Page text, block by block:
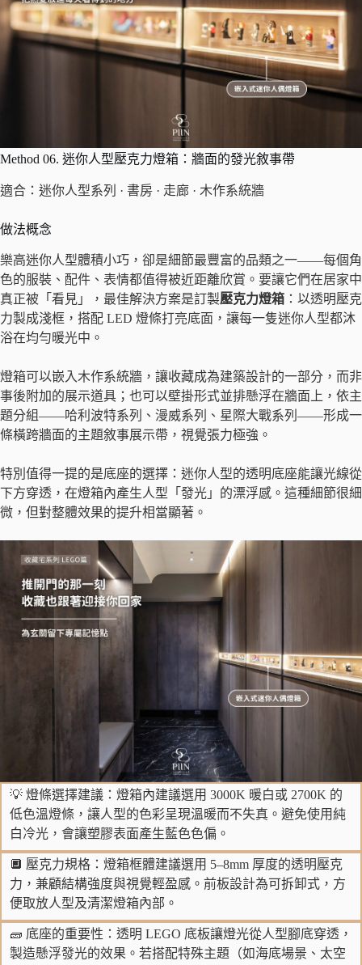
Method 06. 迷你人型壓克力燈箱：牆面的發光敘事帶
適合：迷你人型系列 · 書房 · 走廊 · 木作系統牆
做法概念
樂高迷你人型體積小巧，卻是細節最豐富的品類之一——每個角
色的服裝、配件、表情都值得被近距離欣賞。要讓它們在居家中
真正被「看見」，最佳解決方案是訂製壓克力燈箱 ：以透明壓克
力製成淺框，搭配 LED 燈條打亮底面，讓每一隻迷你人型都沐
浴在均勻暖光中。
燈箱可以嵌入木作系統牆，讓收藏成為建築設計的一部分，而非
事後附加的展示道具；也可以壁掛形式並排懸浮在牆面上，依主
題分組——哈利波特系列、漫威系列、星際大戰系列——形成一
條橫跨牆面的主題敘事展示帶，視覺張力極強。
特別值得一提的是底座的選擇：迷你人型的透明底座能讓光線從
下方穿透，在燈箱內產生人型「發光」的漂浮感。這種細節很細
微，但對整體效果的提升相當顯著。
💡 燈條選擇建議：燈箱內建議選用 3000K 暖白或 2700K 的
低色溫燈條，讓人型的色彩呈現溫暖而不失真。避免使用純
白冷光，會讓塑膠表面產生藍色色偏。
🔲 壓克力規格：燈箱框體建議選用 5–8mm 厚度的透明壓克
力，兼顧結構強度與視覺輕盈感。前板設計為可拆卸式，方
便取放人型及清潔燈箱內部。
🧱 底座的重要性：透明 LEGO 底板讓燈光從人型腳底穿透，
製造懸浮發光的效果。若搭配特殊主題（如海底場景、太空